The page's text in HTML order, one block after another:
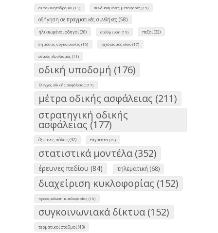
αυτοκινητόδρομοι (11) συνδυασμένες μεταφορές (15)
οδήγηση σε πραγματικές συνθήκες (58)
ηλικιωμένοι οδηγοί (36) στάθμευση (19) πεζοί (32)
δημόσιες συγκοινωνίες (15) σχεδιασμός οδού (17)
οδικός εξοπλισμός (11)
οδική υποδομή (176)
έλεγχος οδικής ασφάλειας (17)
μέτρα οδικής ασφάλειας (211)
στρατηγική οδικής
ασφάλειας (177)
έξυπνες πόλεις (32) ταχύτητα (19)
στατιστικά μοντέλα (352)
έρευνες πεδίου (84) τηλεματική (68)
διαχείριση κυκλοφορίας (152)
προσομοίωση κυκλοφορίας (16)
συγκοινωνιακά δίκτυα (152)
τερματικοί σταθμοί (43)